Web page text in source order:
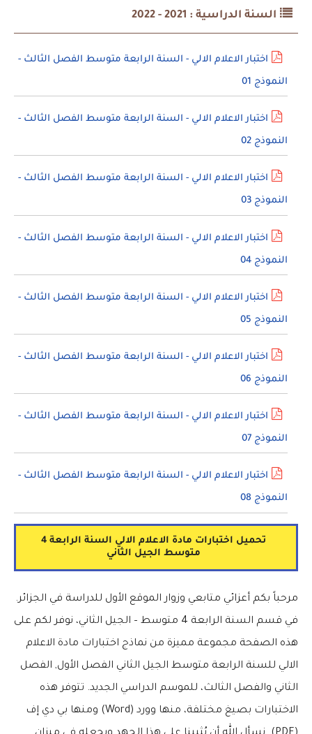
السنة الدراسية : 2021 - 2022
اختبار الاعلام الالي - السنة الرابعة متوسط الفصل الثالث -
النموذج 01
اختبار الاعلام الالي - السنة الرابعة متوسط الفصل الثالث -
النموذج 02
اختبار الاعلام الالي - السنة الرابعة متوسط الفصل الثالث -
النموذج 03
اختبار الاعلام الالي - السنة الرابعة متوسط الفصل الثالث -
النموذج 04
اختبار الاعلام الالي - السنة الرابعة متوسط الفصل الثالث -
النموذج 05
اختبار الاعلام الالي - السنة الرابعة متوسط الفصل الثالث -
النموذج 06
اختبار الاعلام الالي - السنة الرابعة متوسط الفصل الثالث -
النموذج 07
اختبار الاعلام الالي - السنة الرابعة متوسط الفصل الثالث -
النموذج 08
تحميل اختبارات مادة الاعلام الالي السنة الرابعة 4
متوسط الجيل الثاني
مرحباً بكم أعزائي متابعي وزوار الموقع الأول للدراسة في الجزائر.
في قسم السنة الرابعة 4 متوسط – الجيل الثاني، نوفر لكم على
هذه الصفحة مجموعة مميزة من نماذج اختبارات مادة الاعلام
الالي للسنة الرابعة متوسط الجيل الثاني الفصل الأول, الفصل
الثاني والفصل الثالث، للموسم الدراسي الجديد. تتوفر هذه
الاختبارات بصيغ مختلفة، منها وورد (Word) ومنها بي دي إف